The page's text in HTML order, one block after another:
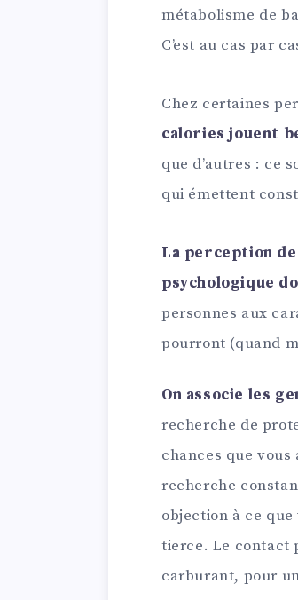
métabolisme de
C’est au cas par
Chez certaines
calories jouent
que d’autres : ce
qui émettent
La perception
psychologique
personnes aux
pourront (quand
On associe les
recherche de
chances que
recherche
objection à ce
tierce. Le contact
carburant, pour